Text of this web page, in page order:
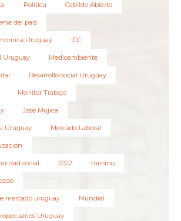
Política Cabildo Abierto
del país
Uruguay ICC
Uruguay Medioambiente
Desarrollo social Uruguay
Monitor Trabajo
José Mujica
Uruguay Mercado Laboral
social 2022 turismo
mercado uruguay Mundial
Uruguay